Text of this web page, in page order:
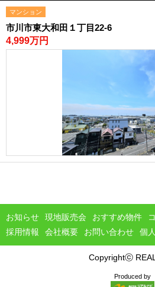
マンション
市川市東大和田１丁目22-6
4,999万円
お知らせ 現地販売会 おすすめ物件
採用情報
会社概要 お問い合わせ 個
Copyrightⓒ
Produced by